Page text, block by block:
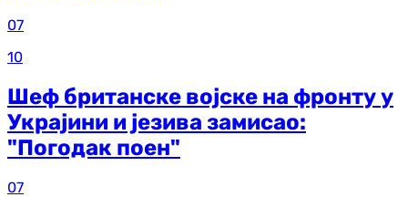
07
10
Шеф британске војске на фронту у
Украјини и језива замисао:
"Погодак поен"
07